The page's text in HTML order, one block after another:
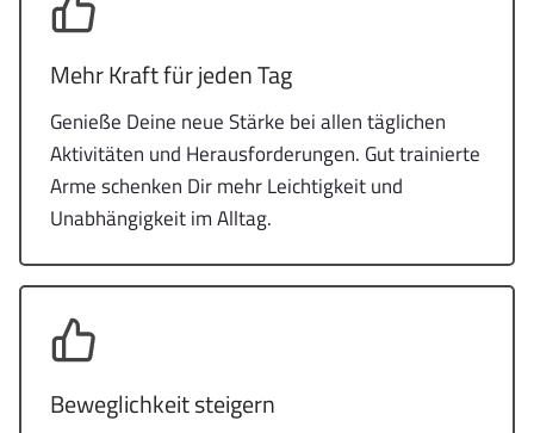
Mehr Kraft für jeden Tag
Genieße Deine neue Stärke bei allen täglichen
Aktivitäten und Herausforderungen. Gut trainierte
Arme schenken Dir mehr Leichtigkeit und
Unabhängigkeit im Alltag.
Beweglichkeit steigern